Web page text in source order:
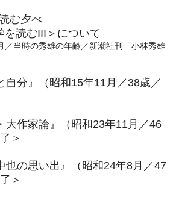
む夕べ
を読むIII＞について
当時の秀雄の年齢／新潮社刊「小林秀雄
分』（昭和15年11月／38歳／
作家論』（昭和23年11月／46
＞
の思い出』（昭和24年8月／47
＞